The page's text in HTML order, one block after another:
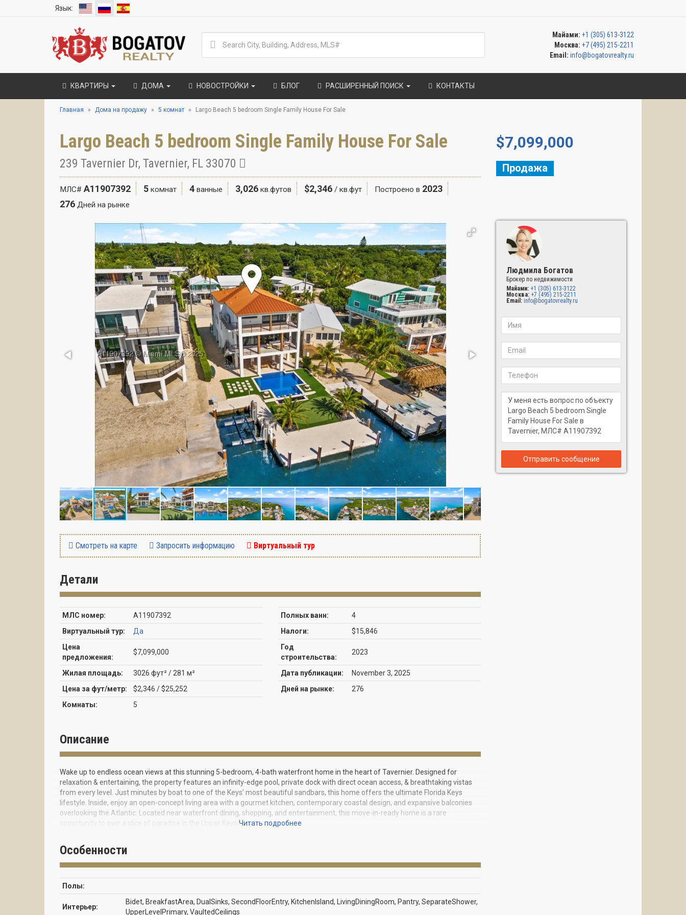
Язык:
Майами: +1 (305) 613-3122
Москва: +7 (495) 215-2211
Email: info@bogatovrealty.ru
КВАРТИРЫ ДОМА НОВОСТРОЙКИ БЛОГ РАСШИРЕННЫЙ ПОИСК КОНТАКТЫ
Главная Дома на продажу 5 комнат Largo Beach 5 bedroom Single Family House For Sale
Largo Beach 5 bedroom Single Family House For Sale
239 Tavernier Dr, Tavernier, FL 33070
МЛС# A11907392 5 комнат 4 ванные 3,026 кв.футов $2,346 / кв.фут Построено в 2023
276 Дней на рынке
$7,099,000
Продажа
Людмила Богатов
Брокер по недвижимости
Майами: +1 (305) 613-3122
Москва: +7 (495) 215-2211
Email: info@bogatovrealty.ru
Отправить сообщение
Смотреть на карте Запросить информацию Виртуальный тур
Детали
МЛС номер:
A11907392
Виртуальный тур:
Да
Цена
предложения:
$7,099,000
Жилая площадь:
3026 фут² / 281 м²
Цена за фут/метр:
$2,346 / $25,252
Комнаты:
5
Полных ванн:
4
Налоги:
$15,846
Год
строительства:
2023
Дата публикации:
November 3, 2025
Дней на рынке:
276
Описание
Wake up to endless ocean views at this stunning 5-bedroom, 4-bath waterfront home in the heart of Tavernier. Designed for
relaxation & entertaining, the property features an infinity-edge pool, private dock with direct ocean access, & breathtaking vistas
from every level. Just minutes by boat to one of the Keys’ most beautiful sandbars, this home offers the ultimate Florida Keys
lifestyle. Inside, enjoy an open-concept living area with a gourmet kitchen, contemporary coastal design, and expansive balconies
overlooking the Atlantic. Located near waterfront dining, shopping, and entertainment, this move-in-ready home is a rare
opportunity to own a slice of paradise in the Upper Keys. Читать подробнее
Особенности
Полы:
Интерьер:
Bidet, BreakfastArea, DualSinks, SecondFloorEntry, KitchenIsland, LivingDiningRoom, Pantry, SeparateShower,
UpperLevelPrimary, VaultedCeilings